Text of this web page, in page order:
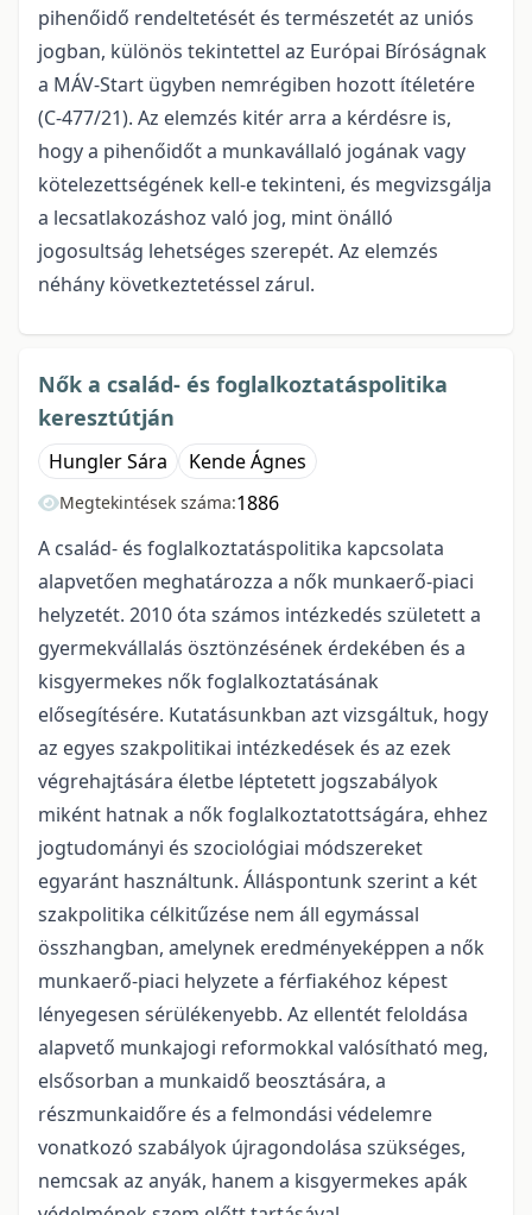
pihenőidő rendeltetését és természetét az uniós
jogban, különös tekintettel az Európai Bíróságnak
a MÁV-Start ügyben nemrégiben hozott ítéletére
(C-477/21). Az elemzés kitér arra a kérdésre is,
hogy a pihenőidőt a munkavállaló jogának vagy
kötelezettségének kell-e tekinteni, és megvizsgálja
a lecsatlakozáshoz való jog, mint önálló
jogosultság lehetséges szerepét. Az elemzés
néhány következtetéssel zárul.
Nők a család- és foglalkoztatáspolitika
keresztútján
Hungler Sára Kende Ágnes
Megtekintések száma:1886
A család- és foglalkoztatáspolitika kapcsolata
alapvetően meghatározza a nők munkaerő-piaci
helyzetét. 2010 óta számos intézkedés született a
gyermekvállalás ösztönzésének érdekében és a
kisgyermekes nők foglalkoztatásának
elősegítésére. Kutatásunkban azt vizsgáltuk, hogy
az egyes szakpolitikai intézkedések és az ezek
végrehajtására életbe léptetett jogszabályok
miként hatnak a nők foglalkoztatottságára, ehhez
jogtudományi és szociológiai módszereket
egyaránt használtunk. Álláspontunk szerint a két
szakpolitika célkitűzése nem áll egymással
összhangban, amelynek eredményeképpen a nők
munkaerő-piaci helyzete a férfiakéhoz képest
lényegesen sérülékenyebb. Az ellentét feloldása
alapvető munkajogi reformokkal valósítható meg,
elsősorban a munkaidő beosztására, a
részmunkaidőre és a felmondási védelemre
vonatkozó szabályok újragondolása szükséges,
nemcsak az anyák, hanem a kisgyermekes apák